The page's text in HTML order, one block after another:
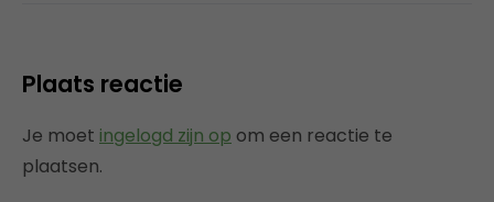
Plaats reactie
Je moet ingelogd zijn op om een reactie te
plaatsen.